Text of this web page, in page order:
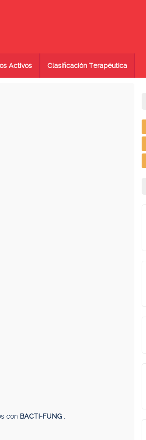
Activos Clasificación Terapéutica
con BACTI-FUNG